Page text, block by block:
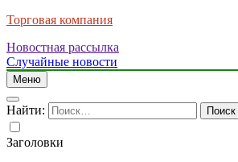
Торговая компания
Новостная рассылка
Случайные новости
Меню
Найти:
Заголовки